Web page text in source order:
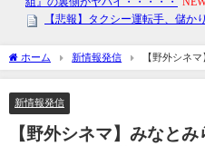
ホーム 新情報発信
【野外シネ
と海を満喫しよう！
新情報発信
【野外シネマ】みなと